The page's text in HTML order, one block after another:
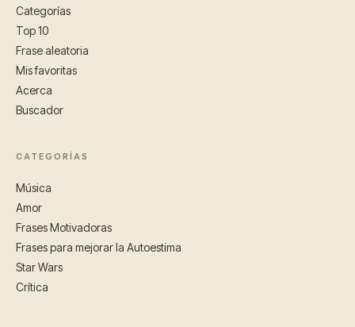
Categorías
Top 10
Frase aleatoria
Mis favoritas
Acerca
Buscador
CATEGORÍAS
Música
Amor
Frases Motivadoras
Frases para mejorar la Autoestima
Star Wars
Crítica